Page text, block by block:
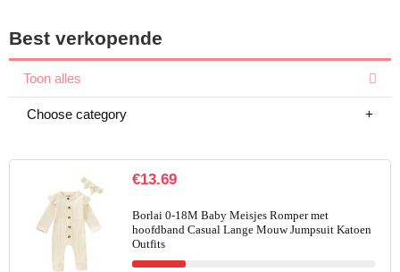
Best verkopende
Toon alles
Choose category
€13.69
Borlai 0-18M Baby Meisjes Romper met
hoofdband Casual Lange Mouw Jumpsuit Katoen
Outfits